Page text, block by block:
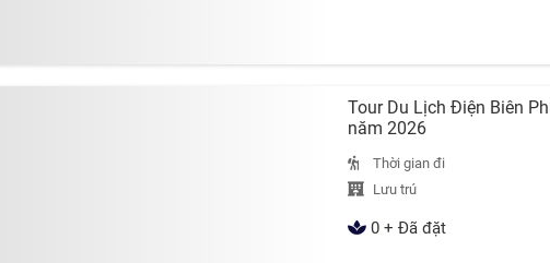
Tour Du Lịch Điện Biên
năm 2026
Thời gian đi
Lưu trú
0 + Đã đặt